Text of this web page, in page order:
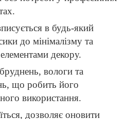
в будь-який
до мінімалізму та
декору.
вологи та
що робить його
використання.
дозволяє оновити